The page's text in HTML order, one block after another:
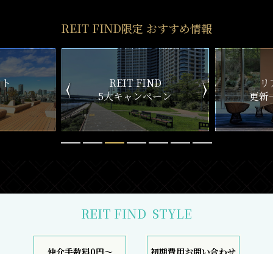
REIT FIND限定 おすすめ情報
ン
リアルタイム
更新一覧チェック
新
REIT FIND STYLE